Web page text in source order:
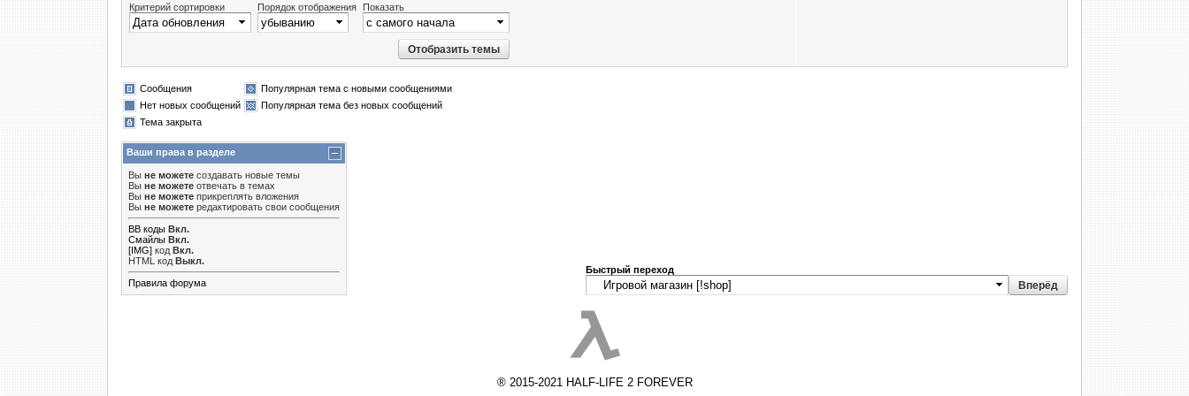
Критерий сортировки
Порядок отображения Показать
Сообщения
Популярная тема с новыми сообщениями
Нет новых сообщений
Популярная тема без новых сообщений
Тема закрыта
Ваши права в разделе
Вы не можете создавать новые темы
Вы не можете отвечать в темах
Вы не можете прикреплять вложения
Вы не можете редактировать свои сообщения
BB коды Вкл.
Смайлы Вкл.
[IMG] код Вкл.
HTML код Выкл.
Правила форума
Быстрый переход
® 2015-2021 HALF-LIFE 2 FOREVER